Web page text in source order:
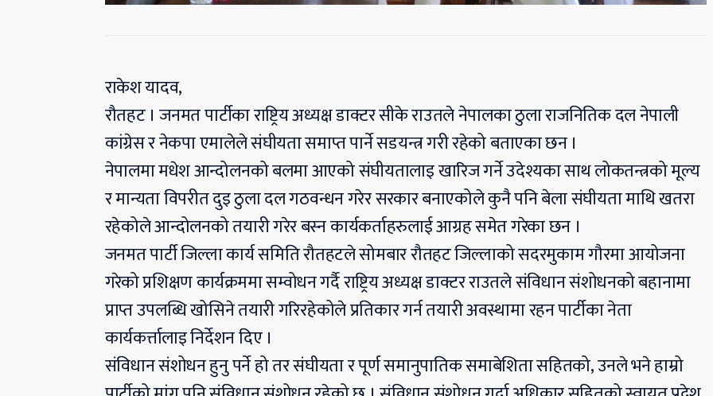
राकेश यादव,
रौतहट । जनमत पार्टीका राष्ट्रिय अध्यक्ष डाक्टर सीके राउतले नेपालका ठुला राजनितिक दल नेपाली
कांग्रेस र नेकपा एमालेले संघीयता समाप्त पार्ने सडयन्त्र गरी रहेको बताएका छन ।
नेपालमा मधेश आन्दोलनको बलमा आएको संघीयतालाइ खारिज गर्ने उदेश्यका साथ लोकतन्त्रको मूल्य
र मान्यता विपरीत दुइ ठुला दल गठवन्धन गरेर सरकार बनाएकोले कुनै पनि बेला संघीयता माथि खतरा
रहेकोले आन्दोलनको तयारी गरेर बस्न कार्यकर्ताहरुलाई आग्रह समेत गरेका छन ।
जनमत पार्टी जिल्ला कार्य समिति रौतहटले सोमबार रौतहट जिल्लाको सदरमुकाम गौरमा आयोजना
गरेको प्रशिक्षण कार्यक्रममा सम्वोधन गर्दै राष्ट्रिय अध्यक्ष डाक्टर राउतले संविधान संशोधनको बहानामा
प्राप्त उपलब्धि खोसिने तयारी गरिरहेकोले प्रतिकार गर्न तयारी अवस्थामा रहन पार्टीका नेता
कार्यकर्त्तालाइ निर्देशन दिए ।
संविधान संशोधन हुनु पर्ने हो तर संघीयता र पूर्ण समानुपातिक समाबेशिता सहितको, उनले भने हाम्रो